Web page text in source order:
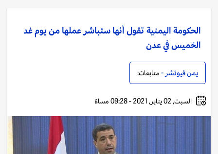
الحكومة اليمنية تقول أنها ستباشر عملها من يوم غد
الخميس في عدن
يمن فيوتشر - متابعات:
السبت, 02 يناير, 2021 - 09:28 مساءً